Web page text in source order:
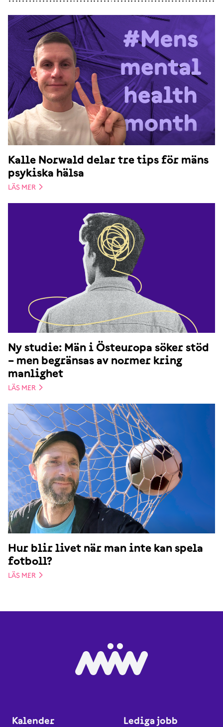
Kalle Norwald delar tre tips för mäns
psykiska hälsa
LÄS MER
Ny studie: Män i Östeuropa söker stöd
– men begränsas av normer kring
manlighet
LÄS MER
Hur blir livet när man inte kan spela
fotboll?
LÄS MER
Kalender
Lediga jobb